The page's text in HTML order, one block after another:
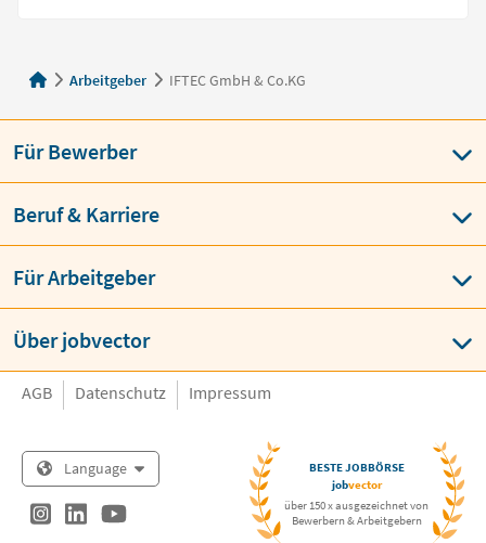
Arbeitgeber IFTEC GmbH & Co.KG
Für Bewerber
Beruf & Karriere
Für Arbeitgeber
Über jobvector
AGB Datenschutz Impressum
Language
BESTE JOBBÖRSE
jobvector
über 150 x ausgezeichnet von
Bewerbern & Arbeitgebern